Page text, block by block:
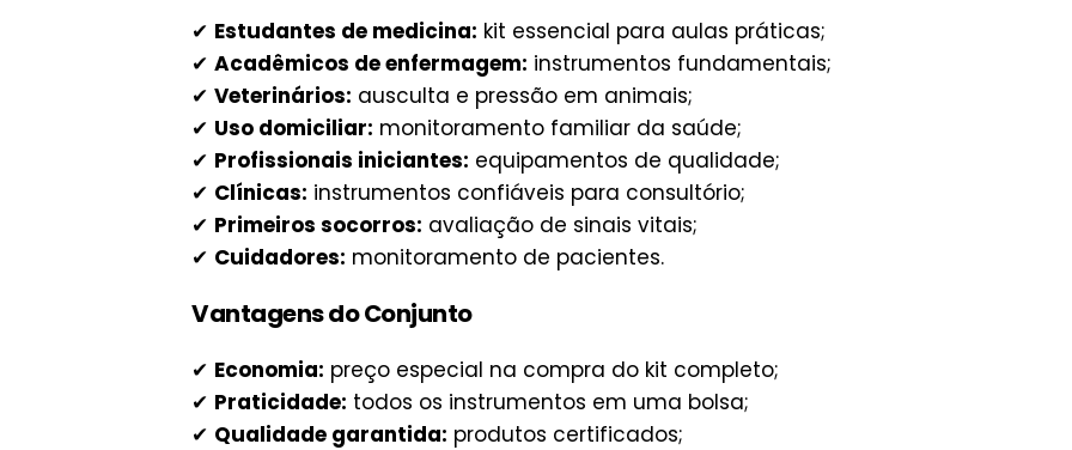
✔ Estudantes de medicina: kit essencial para aulas práticas;
✔ Acadêmicos de enfermagem: instrumentos fundamentais;
✔ Veterinários: ausculta e pressão em animais;
✔ Uso domiciliar: monitoramento familiar da saúde;
✔ Profissionais iniciantes: equipamentos de qualidade;
✔ Clínicas: instrumentos confiáveis para consultório;
✔ Primeiros socorros: avaliação de sinais vitais;
✔ Cuidadores: monitoramento de pacientes.
Vantagens do Conjunto
✔ Economia: preço especial na compra do kit completo;
✔ Praticidade: todos os instrumentos em uma bolsa;
✔ Qualidade garantida: produtos certificados;